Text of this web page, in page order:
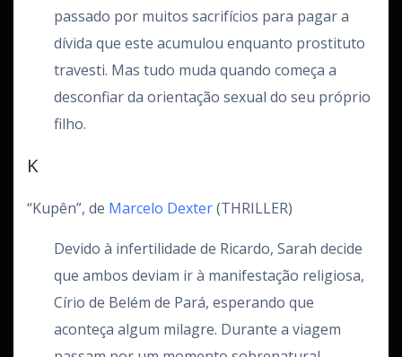
passado por muitos sacrifícios para pagar a
dívida que este acumulou enquanto prostituto
travesti. Mas tudo muda quando começa a
desconfiar da orientação sexual do seu próprio
filho.
K
“Kupên”, de Marcelo Dexter(THRILLER)
Devido à infertilidade de Ricardo, Sarah decide
que ambos deviam ir à manifestação religiosa,
Círio de Belém de Pará, esperando que
aconteça algum milagre. Durante a viagem